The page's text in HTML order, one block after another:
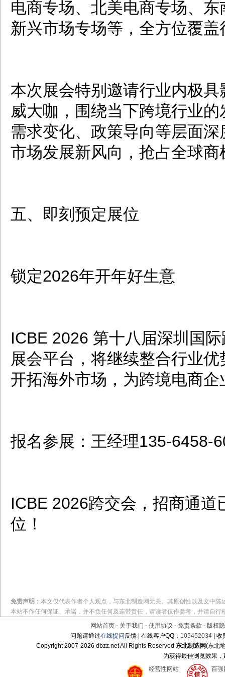
电商专场、北美电商专场、
新兴市场专场等，全方位覆
本次展会特别邀请行业内极
威大咖，围绕当下跨境行业
需求变化、政策导向等层面
市场发展新风向，抢占全球商
五、即刻预定展位
锁定2026年开年好生意
ICBE 2026 第十八届深圳国
展会平台，将继续整合行业
开拓海外市场，为跨境电商
报名参展：王经理135-6458-
ICBE 2026跨交会，招商通
位！
免责声明： 本文仅代表作者个人观点，与东北制造网无关。其原创性以及文中
本站不作任何保证、承诺，并不负任何及连带责任，请读者仅作参考，并请自行
网站首页 - 关于我们 - 使用协议 - 免责条款 - 版权
问题请通过在线提问反馈 | 在线客户QQ： 105452034 |
Copyright 2007-2026 dbzz.net All Rights Reserved东北制造网(东北
为获得最佳浏览效果
经营性网站
百强